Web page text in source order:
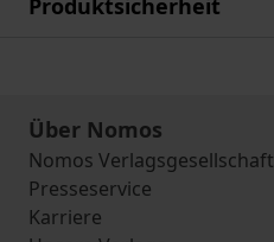
Produktsicherheit
Über Nomos
Nomos Verlagsgesellschaft
Presseservice
Karriere